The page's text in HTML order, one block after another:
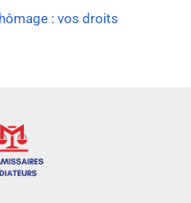
: vos droits